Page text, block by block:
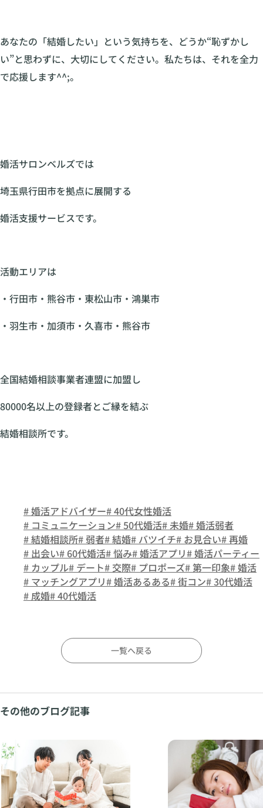
あなたの「結婚したい」という気持ちを、どうか“恥ずかし
い”と思わずに、大切にしてください。私たちは、それを全力
で応援します^^;。
婚活サロンベルズでは
埼玉県行田市を拠点に展開する
婚活支援サービスです。
活動エリアは
・行田市・熊谷市・東松山市・鴻巣市
・羽生市・加須市・久喜市・熊谷市
全国結婚相談事業者連盟に加盟し
80000名以上の登録者とご縁を結ぶ
結婚相談所です。
# 婚活アドバイザー# 40代女性婚活
# コミュニケーション# 50代婚活# 未婚# 婚活弱者
# 結婚相談所# 弱者# 結婚# バツイチ# お見合い# 再婚
# 出会い# 60代婚活# 悩み# 婚活アプリ# 婚活パーティー
# カップル# デート# 交際# プロポーズ# 第一印象# 婚活
# マッチングアプリ# 婚活あるある# 街コン# 30代婚活
# 成婚# 40代婚活
一覧へ戻る
その他のブログ記事